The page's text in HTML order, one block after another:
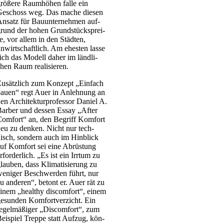
Raum­hö­hen fal­le ein
weg. Das mache die­sen
für Bau­un­ter­neh­men auf­
der hohen Grund­stücks­prei­
vor allem in den Städ­ten,
Am ehes­ten las­se
das Modell daher im länd­li­
Raum rea­li­sie­ren.
zum Kon­zept „Ein­fach
regt Auer in Anleh­nung an
Archi­tek­tur­pro­fes­sor Dani­el A.
und des­sen Essay „After
an, den Begriff Kom­fort
zu den­ken. Nicht nur tech­
son­dern auch im Hin­blick
Kom­fort sei eine Abrüs­tung
„Es ist ein Irr­tum zu
dass Kli­ma­ti­sie­rung zu
Beschwer­den führt, nur
ande­ren“, betont er. Auer rät zu
„healt­hy dis­com­fort“, einem
Kom­fort­ver­zicht. Ein
„Dis­com­fort“, zum
Trep­pe statt Auf­zug, kön­